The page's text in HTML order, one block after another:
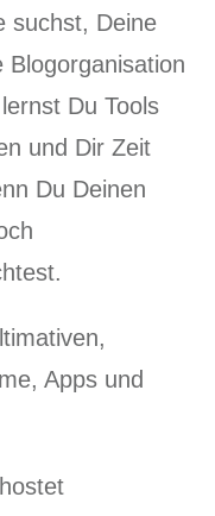
suchst, Deine
Blogorganisation
Du Tools
und Dir Zeit
Du Deinen
Apps und